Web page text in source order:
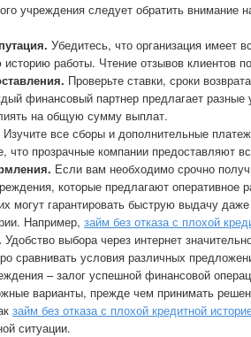
учреждения следует обратить внимание
Убедитесь, что организация имеет
работы. Чтение отзывов клиентов
Проверьте ставки, сроки
финансовый партнер предлагает разные
на общую сумму выплат.
Изучите все сборы и дополнительные
что прозрачные компании предоставляют
Если вам необходимо срочно
которые предлагают оперативное
могут гарантировать быструю выдачу
Например, займ без отказа с плохой
Удобство выбора через интернет
сравнивать условия различных
– залог успешной финансовой
варианты, прежде чем принимать
займ без отказа с плохой кредитной
ситуации.